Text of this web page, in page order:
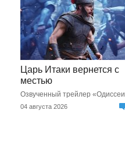
Царь Итаки вернется с
местью
Озвученный трейлер
04 августа 2026